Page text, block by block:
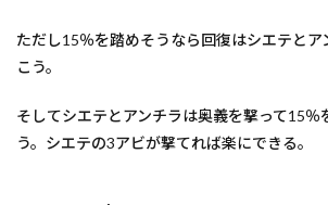
ただし15％を踏めそうなら回復はシエテとア
こう。
そしてシエテとアンチラは奥義を撃って15％
う。シエテの3アビが撃てれば楽にできる。